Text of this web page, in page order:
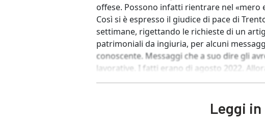
offese. Possono infatti rientrare nel
Così si è espresso il giudice di pace di
settimane, rigettando le richieste di un
patrimoniali da ingiuria, per alcuni
conoscente. Messaggi che a suo dire gli
lavorative. I fatti erano di agosto 2022.
Leggi